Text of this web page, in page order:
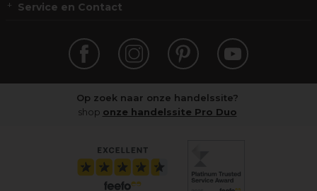
Service en Contact
Op zoek naar onze handelssite?
shop onze handelssite Pro Duo